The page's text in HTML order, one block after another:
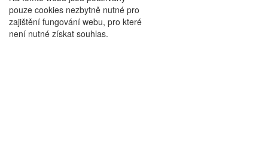
pouze cookies nezbytně nutné pro
zajištění fungování webu, pro které
není nutné získat souhlas.